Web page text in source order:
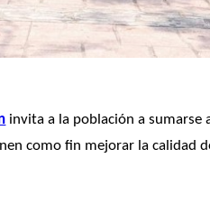
invita a la población a sumarse
como fin mejorar la calidad